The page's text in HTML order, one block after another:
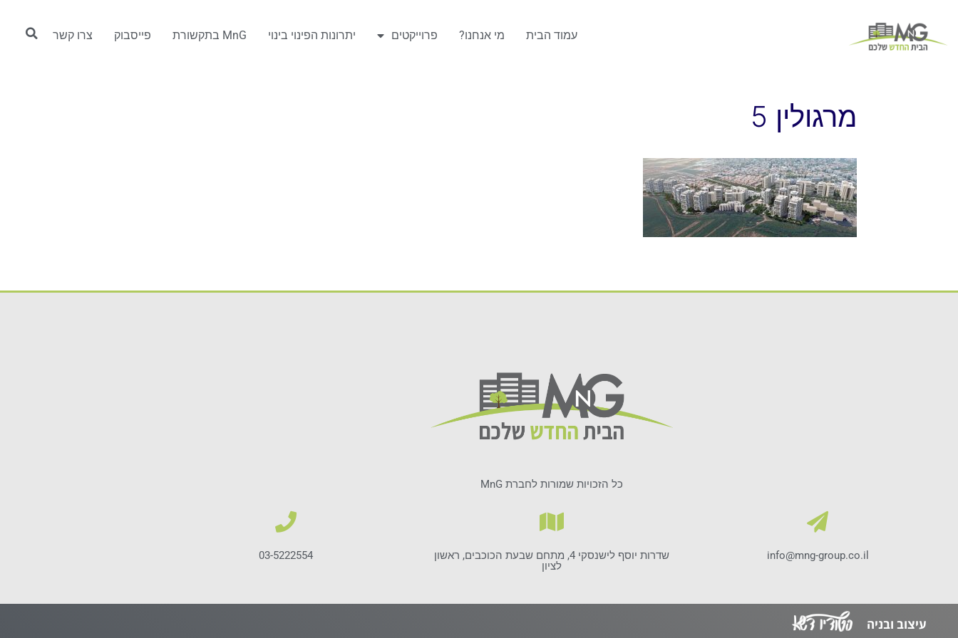
עמוד הבית מי אנחנו? פרוייקטים יתרונות הפינוי בינוי MnG בתקשורת פייסבוק צרו קשר
מרגולין 5
כל הזכויות שמורות לחברת MnG
info@mng-group.co.il
שדרות יוסף לישנסקי 4, מתחם שבעת הכוכבים, ראשון
לציון
03-5222554
עיצוב ובניה